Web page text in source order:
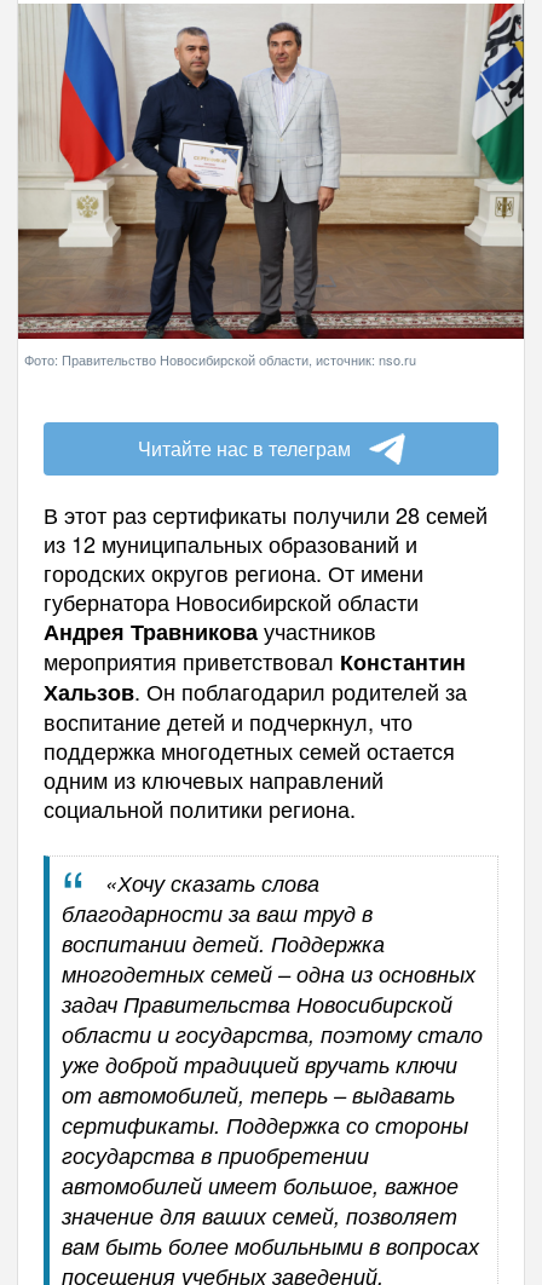
Фото: Правительство Новосибирской области, источник: nso.ru
Читайте нас в телеграм
В этот раз сертификаты получили 28 семей
из 12 муниципальных образований и
городских округов региона. От имени
губернатора Новосибирской области
Андрея Травниковаучастников
мероприятия приветствовал Константин
Хальзов. Он поблагодарил родителей за
воспитание детей и подчеркнул, что
поддержка многодетных семей остается
одним из ключевых направлений
социальной политики региона.
«Хочу сказать слова
благодарности за ваш труд в
воспитании детей. Поддержка
многодетных семей – одна из основных
задач Правительства Новосибирской
области и государства, поэтому стало
уже доброй традицией вручать ключи
от автомобилей, теперь – выдавать
сертификаты. Поддержка со стороны
государства в приобретении
автомобилей имеет большое, важное
значение для ваших семей, позволяет
вам быть более мобильными в вопросах
посещения учебных заведений,